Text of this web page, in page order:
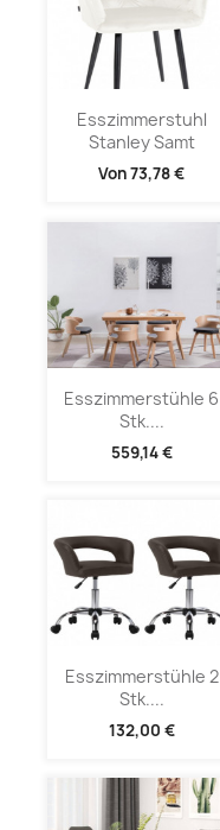
Esszimmerstuhl
Stanley Samt
Von73,78 €
Esszimmerstühle 6
Stk....
559,14 €
Esszimmerstühle 2
Stk....
132,00 €